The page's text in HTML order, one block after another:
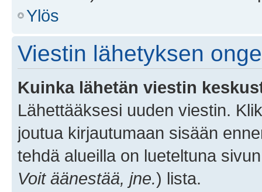
Ylös
Viestin lähetyksen
Kuinka lähetän viestin
Lähettääksesi uuden viestin.
joutua kirjautumaan sisään
tehdä alueilla on lueteltuna
Voit äänestää, jne.) lista.